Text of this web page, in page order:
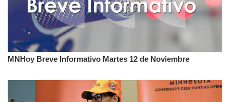
MNHoy Breve Informativo Martes 12 de Noviembre